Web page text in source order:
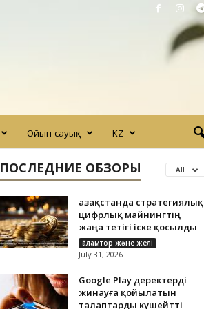
Ойын-сауық KZ
ПОСЛЕДНИЕ ОБЗОРЫ All
Қазақстанда стратегиялық
цифрлық майнингтің
жаңа тетігі іске қосылды
Ғаламтор және желі
July 31, 2026
Google Play деректерді
жинауға қойылатын
талаптарды күшейтті